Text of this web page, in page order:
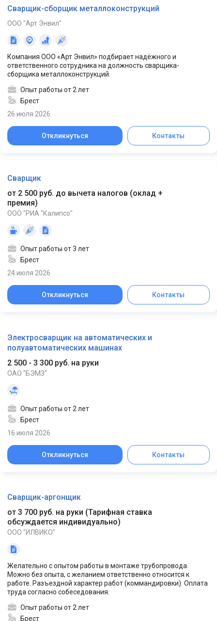
Сварщик-сборщик металлоконструкций
ООО "Арт Энвил"
Компания ООО «Арт Энвил» подбирает надёжного и
ответственного сотрудника на должность сварщика-
сборщика металлоконструкций.
Опыт работы от 2 лет
Брест
26 июля 2026
Откликнуться Контакты
Сварщик
от 2 500 руб. до вычета налогов (оклад +
премия)
ООО "РИА "Калипсо"
Опыт работы от 3 лет
Брест
24 июля 2026
Откликнуться Контакты
Электросварщик на автоматических и
полуавтоматических машинах
2 500 - 3 300 руб. на руки
ОАО "БЭМЗ"
Опыт работы от 2 лет
Брест
16 июля 2026
Откликнуться Контакты
Сварщик-аргонщик
от 3 700 руб. на руки (Тарифная ставка
обсуждается индивидуально)
ООО "ИЛВИКО"
Желательно с опытом работы в монтаже трубопровода.
Можно без опыта, с желанием ответственно относится к
работе. Разъездной характер работ (коммандировки). Оплата
труда согласно собеседования.
Опыт работы от 2 лет
Брест